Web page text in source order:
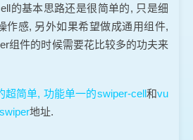
的基本思路还是很简单的, 只是细
作感, 另外如果希望做成通用组件,
组件的时候需要花比较多的功夫来
超简单, 功能单一的swiper-cell和vu
地址.